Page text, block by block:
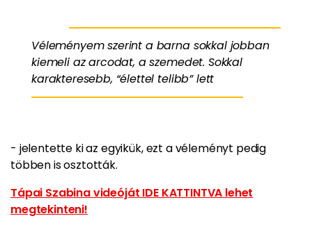
Véleményem szerint a barna sokkal jobban
kiemeli az arcodat, a szemedet. Sokkal
karakteresebb, “élettel telibb” lett
- jelentette ki az egyikük, ezt a véleményt pedig
többen is osztották.
Tápai Szabina videóját IDE KATTINTVA lehet
megtekinteni!